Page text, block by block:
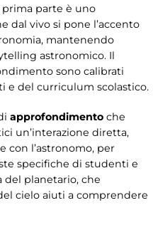
parte è uno
dal vivo si pone l’accento
mantenendo
astronomico. Il
sono calibrati
e del curriculum scolastico.
approfondimento che
un’interazione diretta,
con l’astronomo, per
specifiche di studenti e
del planetario, che
cielo aiuti a comprendere